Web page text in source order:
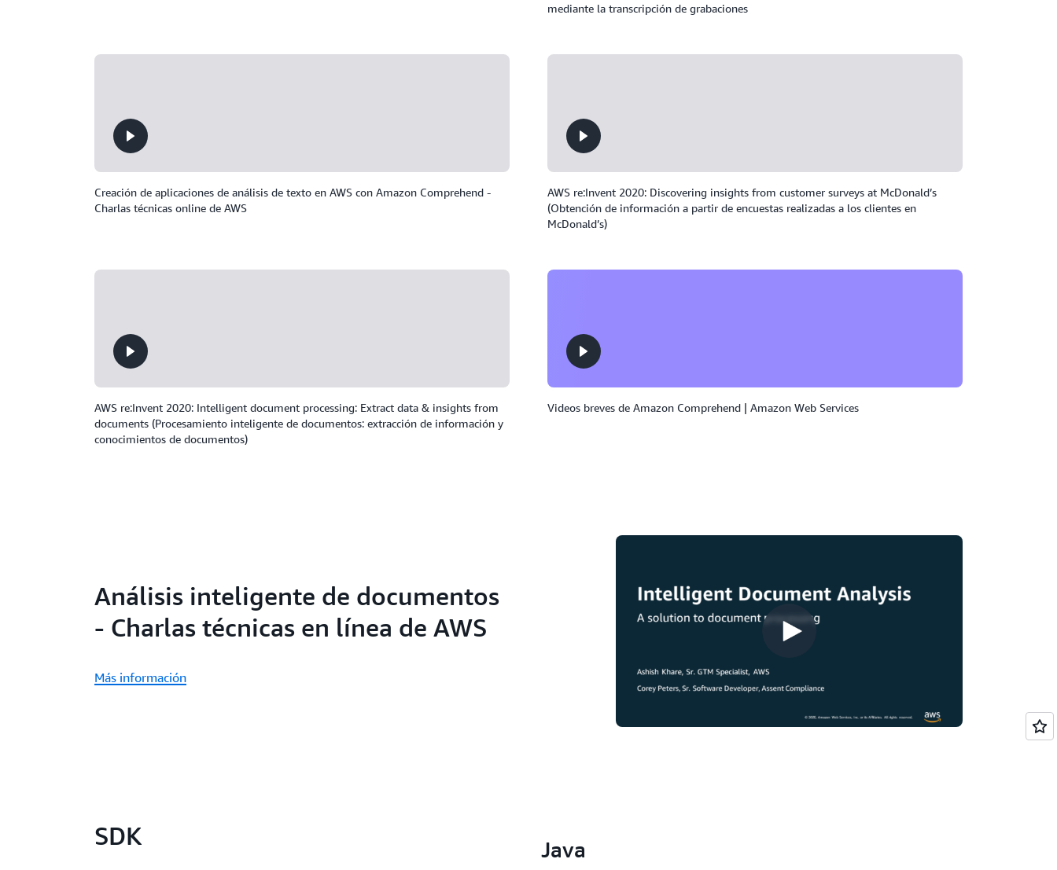
mediante la transcripción de grabaciones
Creación de aplicaciones de análisis de texto en AWS con Amazon Comprehend -
Charlas técnicas online de AWS
AWS re:Invent 2020: Discovering insights from customer surveys at McDonald’s
(Obtención de información a partir de encuestas realizadas a los clientes en
McDonald’s)
AWS re:Invent 2020: Intelligent document processing: Extract data & insights from
documents (Procesamiento inteligente de documentos: extracción de información y
conocimientos de documentos)
Videos breves de Amazon Comprehend | Amazon Web Services
Análisis inteligente de documentos
- Charlas técnicas en línea de AWS
Más información
SDK Java